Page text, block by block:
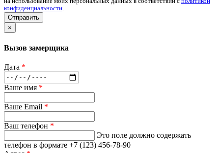
конфиденциальности.
Отправить
×
Вызов замерщика
Дата *
Ваше имя *
Ваше Email *
Ваш телефон *
Это поле должно содержать
телефон в формате +7 (123) 456-78-90